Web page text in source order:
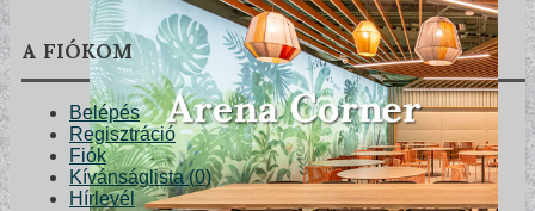
A FIÓKOM
Belépés
Regisztráció
Fiók
Kívánságlista (0)
Hírlevél